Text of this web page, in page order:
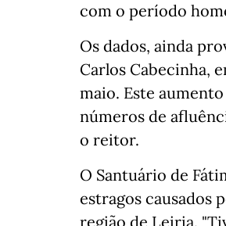
com o período
Os dados, ainda
Carlos Cabecinha,
maio. Este
números de
o reitor.
O Santuário de
estragos causados
região de Leiria.